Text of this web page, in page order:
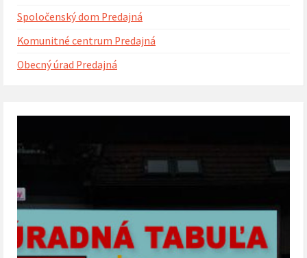
Spoločenský dom Predajná
Komunitné centrum Predajná
Obecný úrad Predajná